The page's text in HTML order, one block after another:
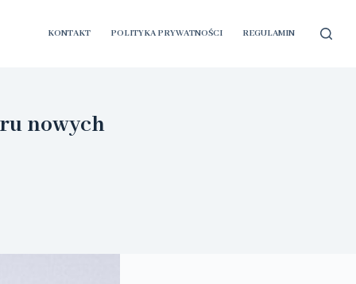
KONTAKT POLITYKA PRYWATNOŚCI REGULAMIN
nowych